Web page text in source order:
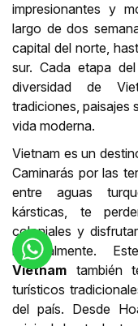
impresionantes y
largo de dos
capital del norte,
sur. Cada etapa
diversidad de
tradiciones, paisajes
vida moderna.
Vietnam es un
Caminarás por las
entre aguas
kársticas, te
coloniales y
mundialmente.
Vietnam también
turísticos
del país. Desde